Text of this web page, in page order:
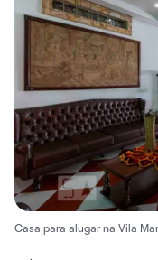
Casa para alugar na Vila